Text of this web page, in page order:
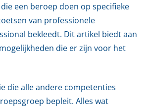
een beroep doen op specifieke
van professionele
bekleedt. Dit artikel biedt aan
die er zijn voor het
die alle andere competenties
bepleit. Alles wat